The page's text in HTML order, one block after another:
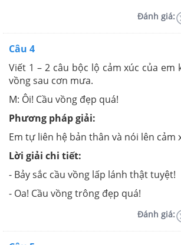
Đánh giá:
Câu 4
Viết 1 – 2 câu bộc lộ cảm xúc của em
vồng sau cơn mưa.
M: Ôi! Cầu vồng đẹp quá!
Phương pháp giải:
Em tự liên hệ bản thân và nói lên cảm
Lời giải chi tiết:
- Bảy sắc cầu vồng lấp lánh thật tuyệt!
- Oa! Cầu vồng trông đẹp quá!
Đánh giá: